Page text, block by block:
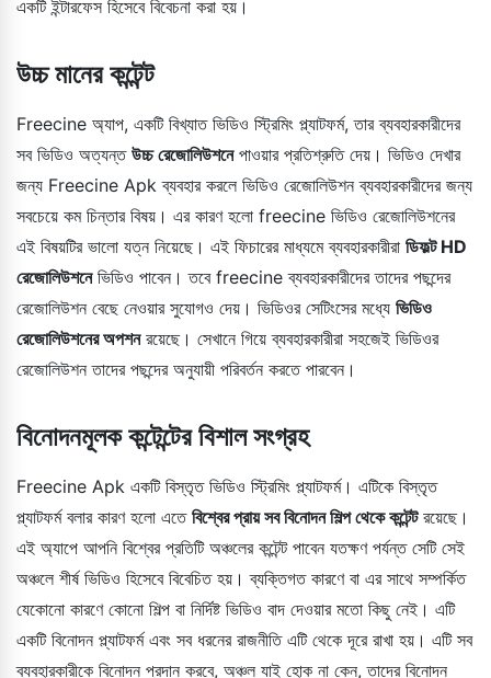
একটি ইন্টারফেস হিসেবে বিবেচনা করা হয়।
উচ্চ মানের কন্টেন্ট
Freecine অ্যাপ, একটি বিখ্যাত ভিডিও স্ট্রিমিং প্ল্যাটফর্ম, তার ব্যবহারকারীদের
সব ভিডিও অত্যন্ত উচ্চ রেজোলিউশনেপাওয়ার প্রতিশ্রুতি দেয়। ভিডিও দেখার
জন্য Freecine Apk ব্যবহার করলে ভিডিও রেজোলিউশন ব্যবহারকারীদের জন্য
সবচেয়ে কম চিন্তার বিষয়। এর কারণ হলো freecine ভিডিও রেজোলিউশনের
এই বিষয়টির ভালো যত্ন নিয়েছে। এই ফিচারের মাধ্যমে ব্যবহারকারীরা ডিফল্ট HD
রেজোলিউশনেভিডিও পাবেন। তবে freecine ব্যবহারকারীদের তাদের পছন্দের
রেজোলিউশন বেছে নেওয়ার সুযোগও দেয়। ভিডিওর সেটিংসের মধ্যে ভিডিও
রেজোলিউশনের অপশনরয়েছে। সেখানে গিয়ে ব্যবহারকারীরা সহজেই ভিডিওর
রেজোলিউশন তাদের পছন্দের অনুযায়ী পরিবর্তন করতে পারবেন।
বিনোদনমূলক কন্টেন্টের বিশাল সংগ্রহ
Freecine Apk একটি বিস্তৃত ভিডিও স্ট্রিমিং প্ল্যাটফর্ম। এটিকে বিস্তৃত
প্ল্যাটফর্ম বলার কারণ হলো এতে বিশ্বের প্রায় সব বিনোদন শিল্প থেকে কন্টেন্টরয়েছে।
এই অ্যাপে আপনি বিশ্বের প্রতিটি অঞ্চলের কন্টেন্ট পাবেন যতক্ষণ পর্যন্ত সেটি সেই
অঞ্চলে শীর্ষ ভিডিও হিসেবে বিবেচিত হয়। ব্যক্তিগত কারণে বা এর সাথে সম্পর্কিত
যেকোনো কারণে কোনো শিল্প বা নির্দিষ্ট ভিডিও বাদ দেওয়ার মতো কিছু নেই। এটি
একটি বিনোদন প্ল্যাটফর্ম এবং সব ধরনের রাজনীতি এটি থেকে দূরে রাখা হয়। এটি সব
ব্যবহারকারীকে বিনোদন প্রদান করবে, অঞ্চল যাই হোক না কেন, তাদের বিনোদন